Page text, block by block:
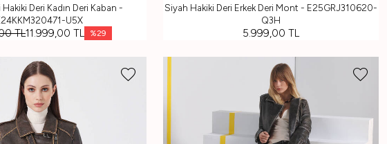
Deri Kadın Deri Kaban -
U5X
TL11.999,00 TL %29
Siyah Hakiki Deri Erkek Deri Mont - E25GRJ310620-
Q3H
5.999,00 TL